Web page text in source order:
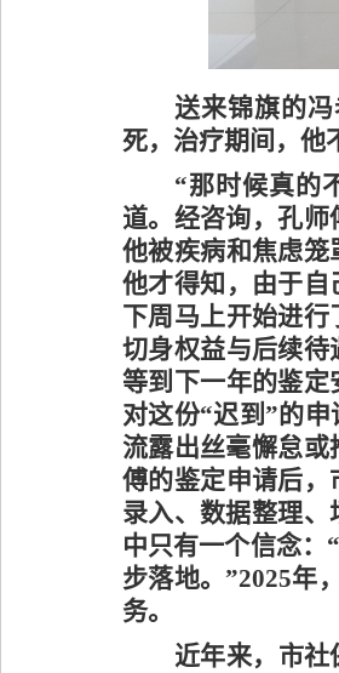
送来锦旗的
死，治疗期间，他
“那时候真的
道。经咨询，孔
他被疾病和焦虑
他才得知，由于
下周马上开始进
切身权益与后续
等到下一年的鉴
对这份“迟到”的
流露出丝毫懈怠或
傅的鉴定申请后
录入、数据整理
中只有一个信念：
步落地。”2025年，
务。
近年来，市